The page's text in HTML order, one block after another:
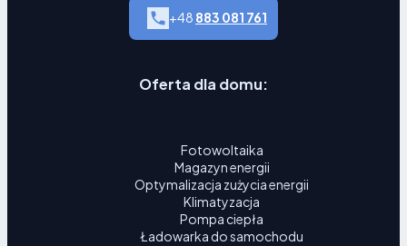
+48 883 081 761
Oferta dla domu:
Fotowoltaika
Magazyn energii
Optymalizacja zużycia energii
Klimatyzacja
Pompa ciepła
Ładowarka do samochodu